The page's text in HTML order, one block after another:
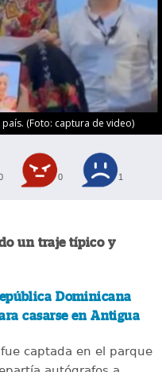
(Foto: captura de video)
0 1
un traje típico y
Dominicana
casarse en Antigua
captada en el parque